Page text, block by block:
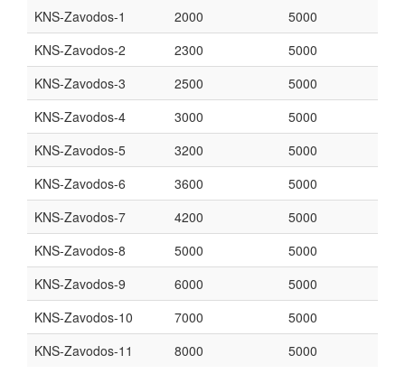
KNS-Zavodos-1
2000
5000
KNS-Zavodos-2
2300
5000
KNS-Zavodos-3
2500
5000
KNS-Zavodos-4
3000
5000
KNS-Zavodos-5
3200
5000
KNS-Zavodos-6
3600
5000
KNS-Zavodos-7
4200
5000
KNS-Zavodos-8
5000
5000
KNS-Zavodos-9
6000
5000
KNS-Zavodos-10
7000
5000
KNS-Zavodos-11
8000 5000